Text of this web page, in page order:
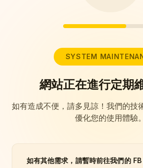
SYSTEM
網站正在進行定期
如有造成不便，請多見諒！我們的技
優化您的使用體驗。
如有其他需求，請暫時前往我們的